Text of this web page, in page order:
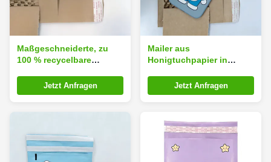
Maßgeschneiderte, zu
100 % recycelbare
Papierversandtasche mit
Honigwaben-
Jetzt Anfragen
Mailer aus
Honigtuchpapier in
100% recycelbarer
Honigtuchkissenstruktur
Jetzt Anfragen